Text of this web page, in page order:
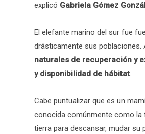
explicó Gabriela Gómez
El elefante marino del sur fue
drásticamente sus poblaciones.
naturales de recuperación y
y disponibilidad de hábitat.
Cabe puntualizar que es un
conocida comúnmente como la
tierra para descansar, mudar